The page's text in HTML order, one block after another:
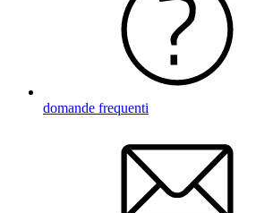
domande frequenti